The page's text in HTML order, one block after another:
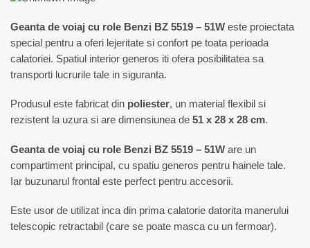
Geanta de voiaj cu role Benzi BZ 5519 – 51W este proiectata
special pentru a oferi lejeritate si confort pe toata perioada
calatoriei. Spatiul interior generos iti ofera posibilitatea sa
transporti lucrurile tale in siguranta.
Produsul este fabricat din poliester, un material flexibil si
rezistent la uzura si are dimensiunea de 51 x 28 x 28 cm.
Geanta de voiaj cu role Benzi BZ 5519 – 51W are un
compartiment principal, cu spatiu generos pentru hainele tale.
Iar buzunarul frontal este perfect pentru accesorii.
Este usor de utilizat inca din prima calatorie datorita manerului
telescopic retractabil (care se poate masca cu un fermoar).